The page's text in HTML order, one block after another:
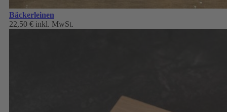
Bäckerleinen
22,50 € inkl. MwSt.